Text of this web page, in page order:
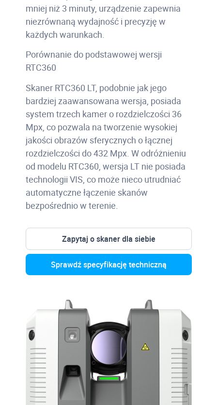
mniej niż 3 minuty, urządzenie zapewnia
niezrównaną wydajność i precyzję w
każdych warunkach.
Porównanie do podstawowej wersji
RTC360
Skaner RTC360 LT, podobnie jak jego
bardziej zaawansowana wersja, posiada
system trzech kamer o rozdzielczości 36
Mpx, co pozwala na tworzenie wysokiej
jakości obrazów sferycznych o łącznej
rozdzielczości do 432 Mpx. W odróżnieniu
od modelu RTC360, wersja LT nie posiada
technologii VIS, co może nieco utrudniać
automatyczne łączenie skanów
bezpośrednio w terenie.
Zapytaj o skaner dla siebie
Sprawdź specyfikację techniczną